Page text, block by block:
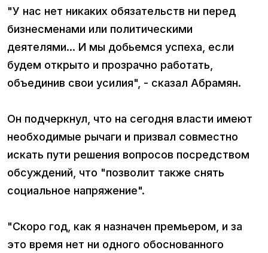
"У нас нет никаких обязательств ни перед
бизнесменами или политическими
деятелями... И мы добьемся успеха, если
будем открыто и прозрачно работать,
объединив свои усилия", - сказал Абрамян.
Он подчеркнул, что на сегодня власти имеют
необходимые рычаги и призвал совместно
искать пути решения вопросов посредством
обсуждений, что "позволит также снять
социальное напряжение".
"Скоро год, как я назначен премьером, и за
это время нет ни одного обоснованного